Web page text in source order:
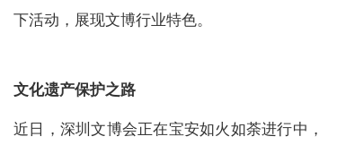
下活动，展现文博行业特色。
文化遗产保护之路
近日，深圳文博会正在宝安如火如荼进行中，